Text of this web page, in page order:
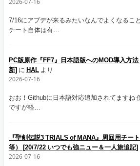
7/16にアプデが来るみたいなんでよくなるこ
チート自体は有…
PC版原作『FF7』日本語版へのMOD導入方
新] に HAL より
2026-07-16
おお！Githubに日本語対応追加されてますね
ですが軽…
『聖剣伝説3 TRIALS of MANA』周回用チー
等） [20/7/22 いつでも強ニュー＆一人旅追記]
2026-07-16